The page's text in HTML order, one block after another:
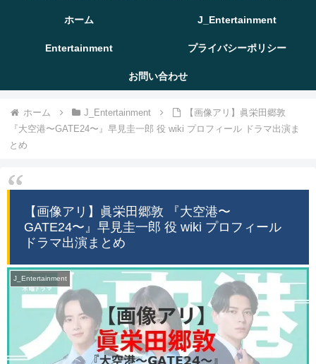
ホーム J_Entertainment
Entertainment プライバシーポリシー
お問い合わせ
ホーム J_Entertainment
【画像アリ】眞栄田郷敦
『大空港〜GATE24〜』早見圭一郎 役 wiki プロフィール ドラマ出演ま
とめ
【画像アリ】眞栄田郷敦 『大空港〜
GATE24〜』早見圭一郎 役 wiki プロフィール
ドラマ出演まとめ
J_Entertainment